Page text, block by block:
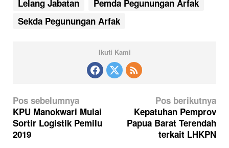
Lelang Jabatan
Pemda Pegunungan Arfak
Sekda Pegunungan Arfak
Ikuti Kami
N
a
v
i
Pos sebelumnya
KPU Manokwari Mulai
Sortir Logistik Pemilu
2019
Pos berikutnya
Kepatuhan Pemprov
Papua Barat Terendah
terkait LHKPN